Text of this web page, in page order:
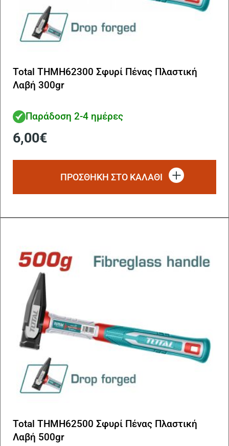
Total THMH62300 Σφυρί Πένας Πλαστική
Λαβή 300gr
Παράδοση 2-4 ημέρες
6,00€
ΠΡΟΣΘΗΚΗ ΣΤΟ ΚΑΛΑΘΙ
Total THMH62500 Σφυρί Πένας Πλαστική
Λαβή 500gr